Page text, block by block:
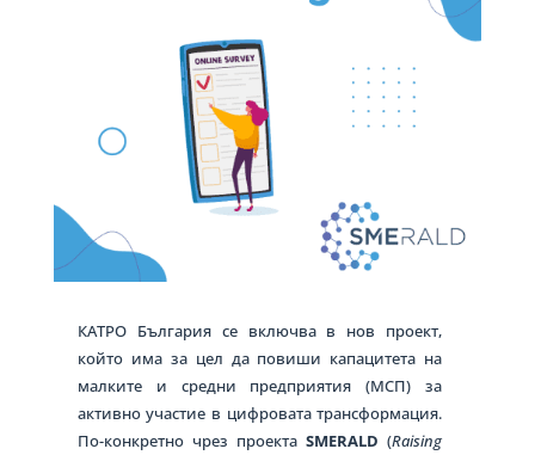
КАТРО България се включва в нов проект,
който има за цел да повиши капацитета на
малките и средни предприятия (МСП) за
активно участие в цифровата трансформация.
По-конкретно чрез проектаSMERALD (Raising